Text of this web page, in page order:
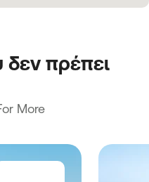
πρέπει
More